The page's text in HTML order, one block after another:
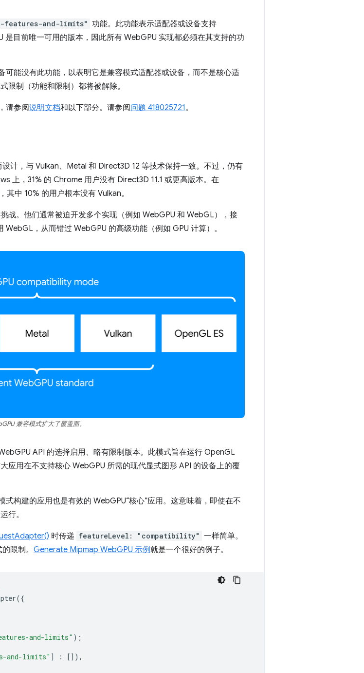
features-and-limits" 功能。此功能表示适配器或设备支持
是目前唯一可用的版本，因此所有 WebGPU 实现都必须在其支持的功
可能没有此功能，以表明它是兼容模式适配器或设备，而不是核心适
限制（功能和限制）都将被解除。
请参阅说明文档和以下部分。请参阅问题 418025721。
计，与 Vulkan、Metal 和 Direct3D 12 等技术保持一致。不过，仍有
上，31% 的 Chrome 用户没有 Direct3D 11.1 或更高版本。在
中 10% 的用户根本没有 Vulkan。
战。他们通常被迫开发多个实现（例如 WebGPU 和 WebGL），接
，从而错过 WebGPU 的高级功能（例如 GPU 计算）。
兼容模式扩大了覆盖面。
API 的选择启用、略有限制版本。此模式旨在运行 OpenGL
应用在不支持核心 WebGPU 所需的现代显式图形 API 的设备上的覆
构建的应用也是有效的 WebGPU“核心”应用。这意味着，即使在不
行。
时传递 featureLevel: "compatibility" 一样简单。
限制。 Generate Mipmap WebGPU 示例就是一个很好的例子。
({
and-limits" );
and-limits" ] :
[]),